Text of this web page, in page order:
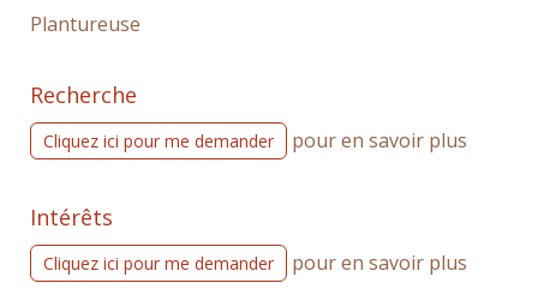
Plantureuse
Recherche
Cliquez ici pour me demander pour en savoir plus
Intérêts
Cliquez ici pour me demander pour en savoir plus